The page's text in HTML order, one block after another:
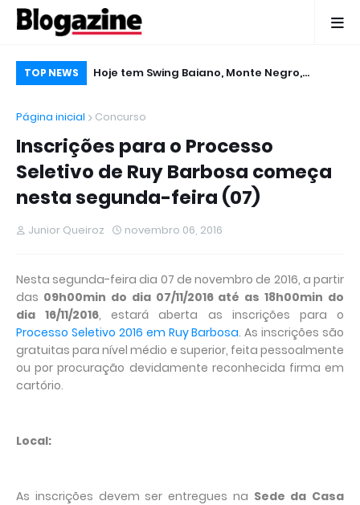
TOP NEWS
Hoje tem Swing Baiano, Monte Negro,
2016 em Ruy Barbosa
Página inicial
Concurso
Inscrições para o Processo
Seletivo de Ruy Barbosa começa
nesta segunda-feira (07)
Junior Queiroz novembro 06, 2016
Nesta segunda-feira dia 07 de novembro de 2016, a partir
das 09h00min do dia 07/11/2016 até as 18h00min do
dia 16/11/2016, estará aberta as inscrições para o
Processo Seletivo 2016 em Ruy Barbosa. As inscrições são
gratuitas para nível médio e superior, feita pessoalmente
ou por procuração devidamente reconhecida firma em
cartório.
Local:
As inscrições devem ser entregues na Sede da Casa